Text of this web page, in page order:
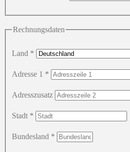
Rechnungsdaten
Land *
Adresse 1 *
Adresszusatz
Stadt *
Bundesland *